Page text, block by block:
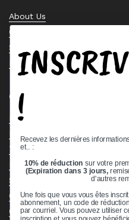
About Us
Contact Us
Stock Check
Request a Quote
Quick links
Bearing Knowledge Center
Terms & Conditions
Return & Refund Policy
Shipping Policy
Open Cookie Banner
Comprehensive Guide to Ball
!
Recevez les dernières
et.. :
10% de réduction sur votre
(Expiration dans 3 jours,
d'autres
Une fois que vous vous êtes
abonnement, un code de
par courriel. Vous pouvez utiliser